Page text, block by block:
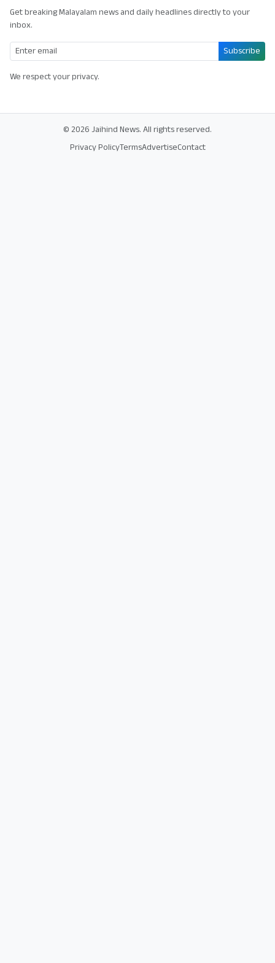
Get breaking Malayalam news and daily headlines directly to your
inbox.
Subscribe
We respect your privacy.
© 2026 Jaihind News. All rights reserved.
Privacy PolicyTermsAdvertiseContact